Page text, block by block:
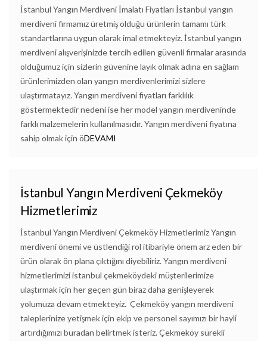
İstanbul Yangın Merdiveni İmalatı Fiyatları İstanbul yangın
merdiveni firmamız üretmiş olduğu ürünlerin tamamı türk
standartlarına uygun olarak imal etmekteyiz. İstanbul yangın
merdiveni alışverişinizde tercih edilen güvenli firmalar arasında
olduğumuz için sizlerin güvenine layık olmak adına en sağlam
ürünlerimizden olan yangın merdivenlerimizi sizlere
ulaştırmatayız. Yangın merdiveni fiyatları farklılık
göstermektedir nedeni ise her model yangın merdiveninde
farklı malzemelerin kullanılmasıdır. Yangın merdiveni fiyatına
sahip olmak için öDEVAMI
İstanbul Yangın Merdiveni Çekmeköy
Hizmetlerimiz
İstanbul Yangın Merdiveni Çekmeköy Hizmetlerimiz Yangın
merdiveni önemi ve üstlendiği rol itibariyle önem arz eden bir
ürün olarak ön plana çıktığını diyebiliriz. Yangın merdiveni
hizmetlerimizi istanbul çekmeköydeki müşterilerimize
ulaştırmak için her geçen gün biraz daha genişleyerek
yolumuza devam etmekteyiz. Çekmeköy yangın merdiveni
taleplerinize yetişmek için ekip ve personel sayımızı bir hayli
artırdığımızı buradan belirtmek isteriz. Çekmeköy sürekli